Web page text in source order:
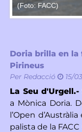
(Foto: FACC)
Doria brilla en la
Pirineus
Per Redacció 15/
La Seu d'Urgell.-
a Mònica Doria.
l’Open
palista de la